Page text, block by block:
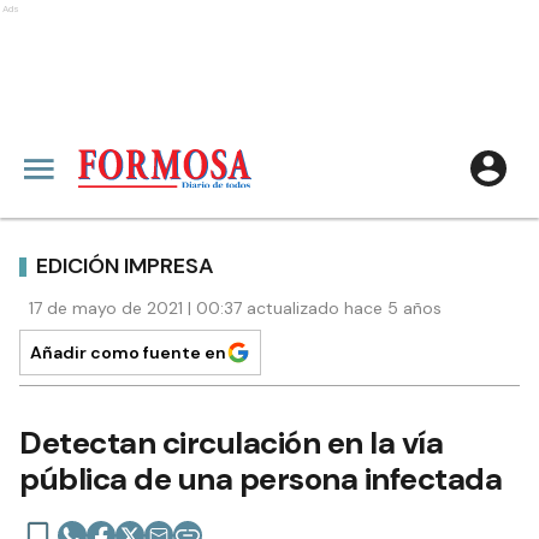
Ads
EDICIÓN IMPRESA
17 de mayo de 2021 | 00:37 actualizado hace 5 años
Añadir como fuente en
Detectan circulación en la vía
pública de una persona infectada